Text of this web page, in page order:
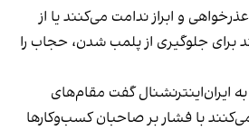
و ابراز ندامت می‌کنند یا از
جلوگیری از پلمب شدن، حجاب را
ایران‌اینترنشنال گفت مقام‌های
با فشار بر صاحبان کسب‌وکارها